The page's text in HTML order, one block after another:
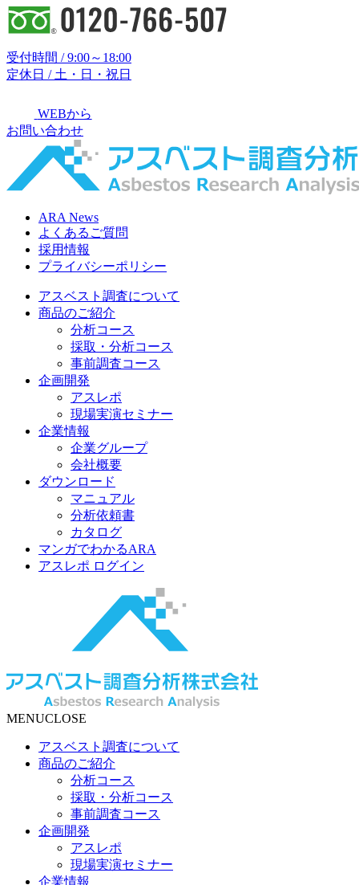
受付時間 / 9:00～18:00
定休日 / 土・日・祝日
WEBから
お問い合わせ
ARA News
よくあるご質問
採用情報
プライバシーポリシー
アスベスト調査について
商品のご紹介
分析コース
採取・分析コース
事前調査コース
企画開発
アスレポ
現場実演セミナー
企業情報
企業グループ
会社概要
ダウンロード
マニュアル
分析依頼書
カタログ
マンガでわかるARA
アスレポ ログイン
MENUCLOSE
アスベスト調査について
商品のご紹介
分析コース
採取・分析コース
事前調査コース
企画開発
アスレポ
現場実演セミナー
企業情報